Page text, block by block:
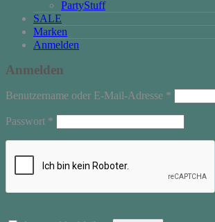
PartyStuff
SALE
Marken
Anmelden
Anmelden
Benutzername oder E-Mail-Adresse *
Passwort *